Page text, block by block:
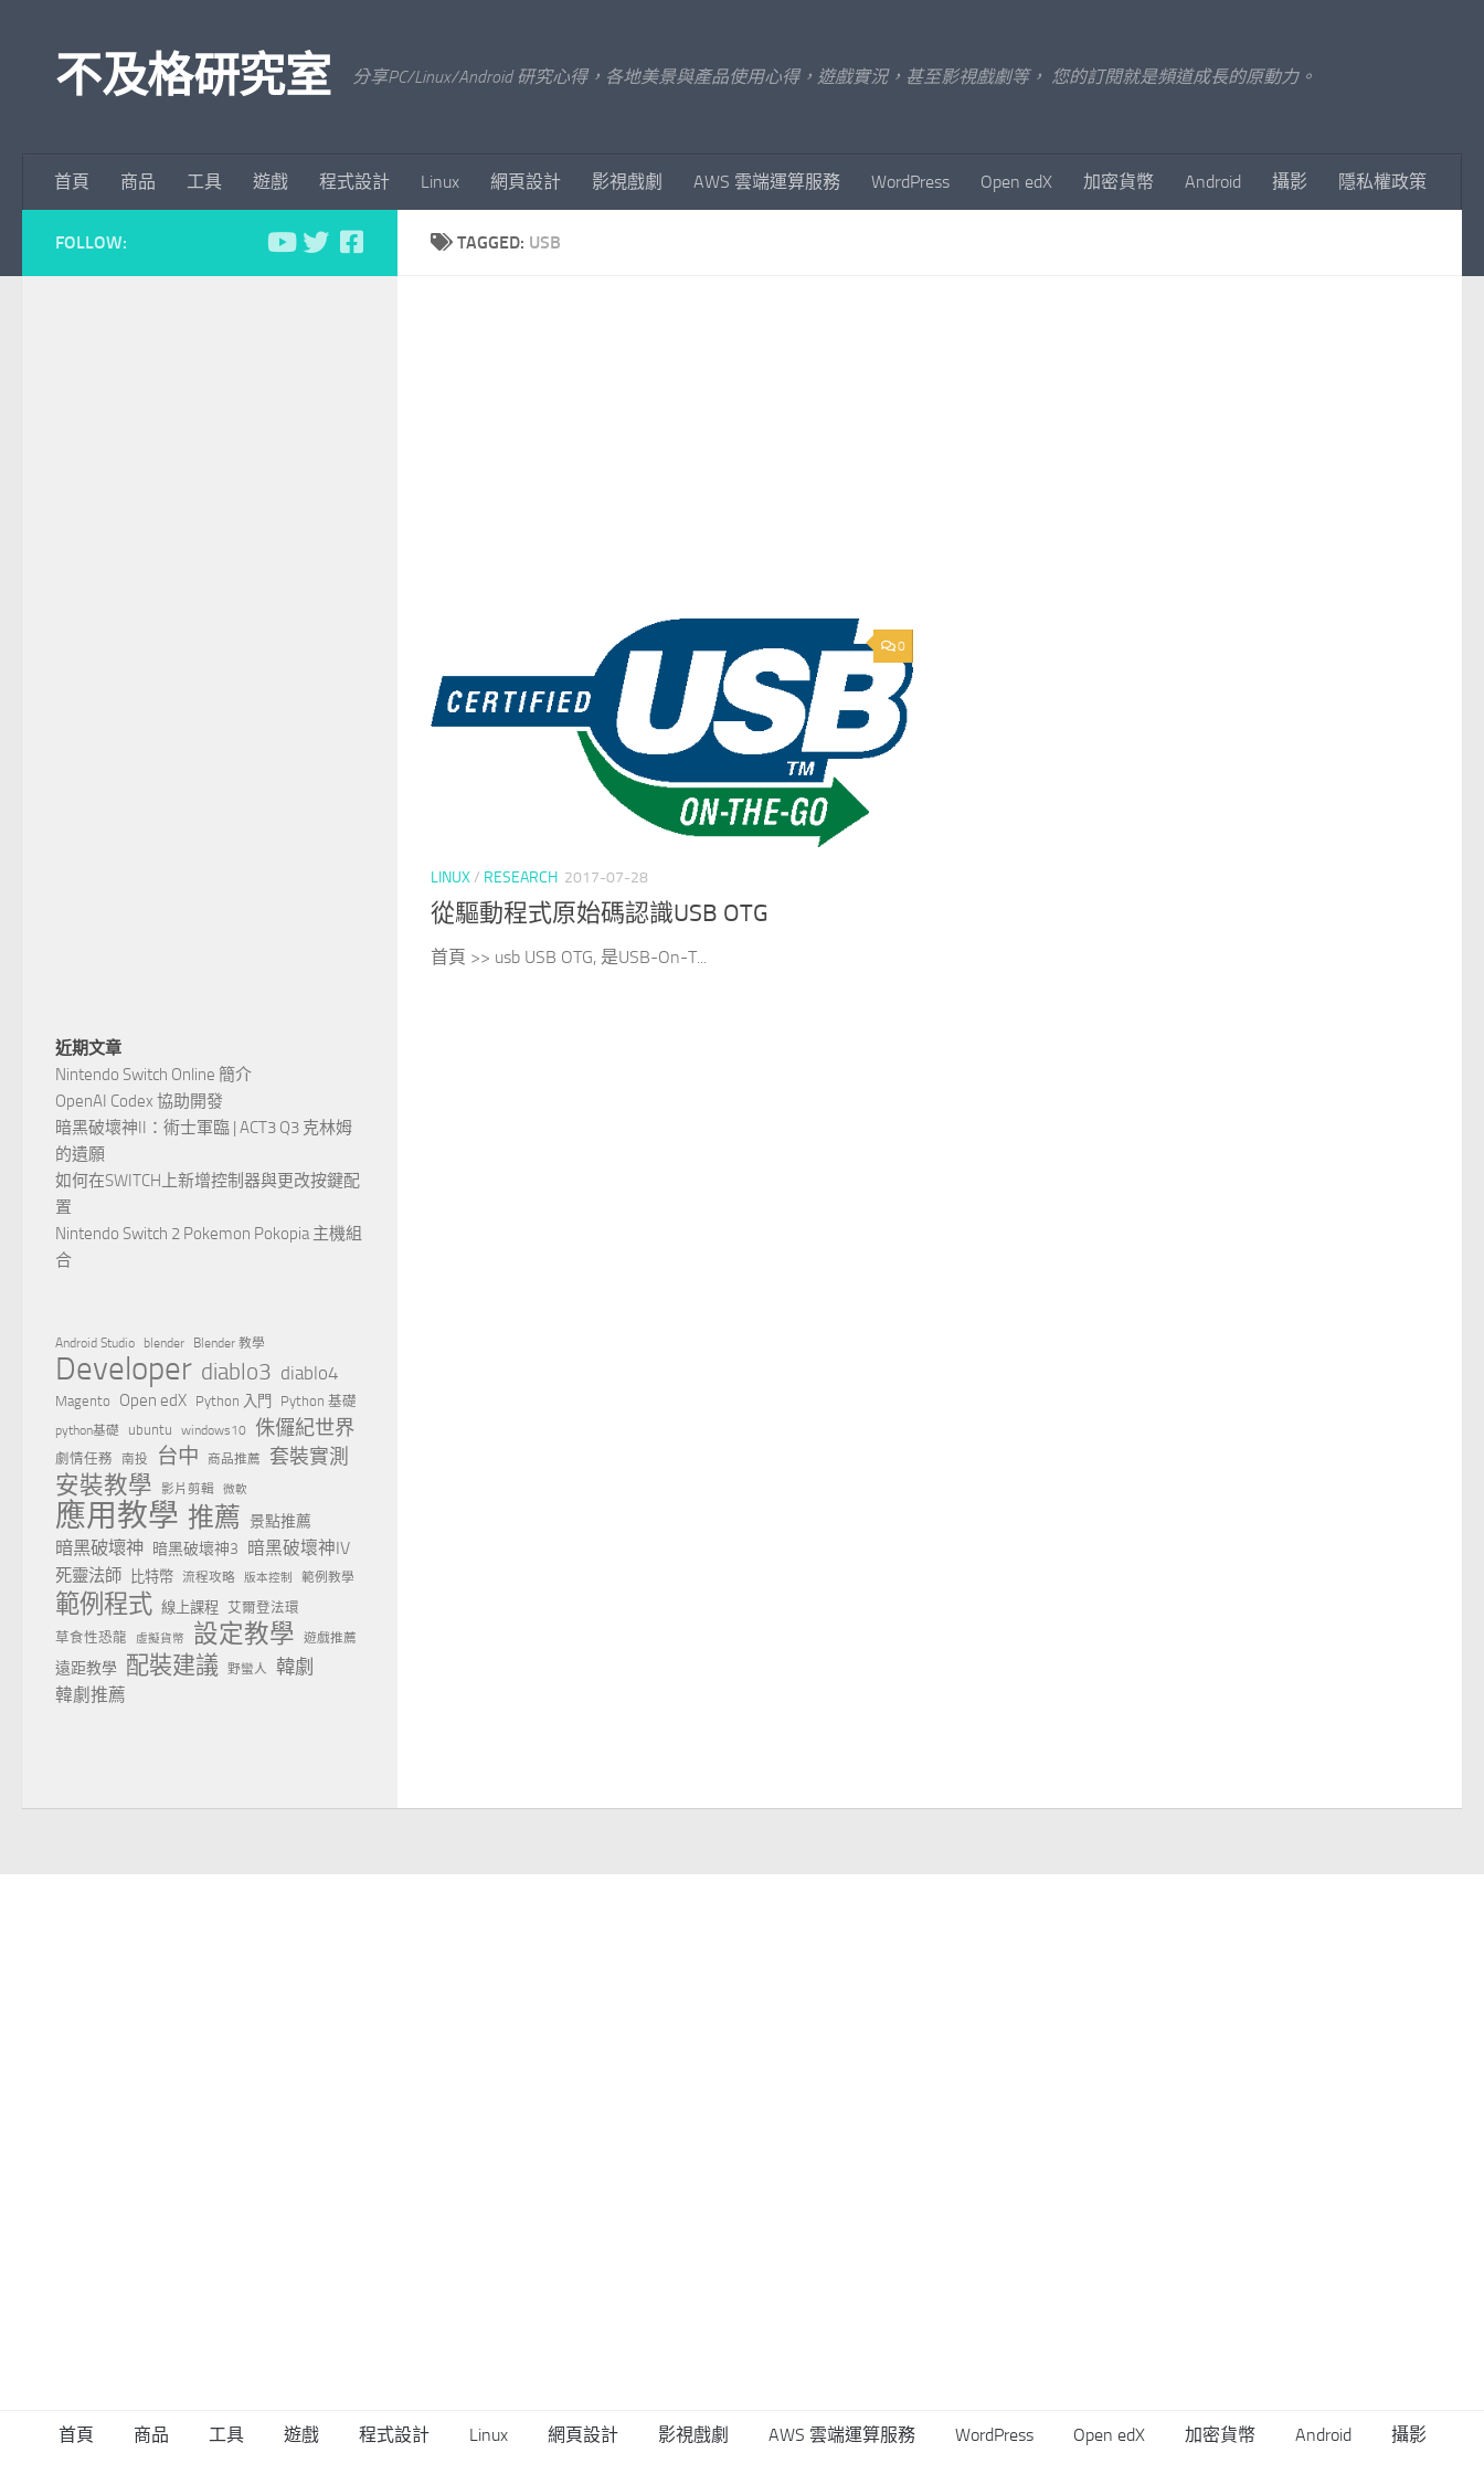
不及格研究室 分享PC/Linux/Android 研究心得，各地美景與產品使用心得，遊戲實況，甚至影視戲劇等， 您的訂閱就是頻道成長的原動力。
首頁 商品 工具 遊戲 程式設計 Linux 網頁設計 影視戲劇 AWS 雲端運算服務 WordPress Open edX 加密貨幣 Android 攝影 隱私權政策
TAGGED: USB
0
LINUX/ RESEARCH 2017-07-28
從驅動程式原始碼認識USB OTG
首頁 >> usb USB OTG, 是USB-On-T...
FOLLOW:
近期文章
Nintendo Switch Online 簡介
OpenAI Codex 協助開發
暗黑破壞神II：術士軍臨 | ACT3 Q3 克林姆
的遺願
如何在SWITCH上新增控制器與更改按鍵配
置
Nintendo Switch 2 Pokemon Pokopia 主機組
合
Android Studio blender Blender 教學
Developer diablo3 diablo4
Magento Open edX Python 入門 Python 基礎
python基礎 ubuntu windows10 侏儸紀世界
劇情任務 南投 台中 商品推薦 套裝實測
安裝教學 影片剪輯 微軟
應用教學 推薦 景點推薦
暗黑破壞神 暗黑破壞神3 暗黑破壞神IV
死靈法師 比特幣 流程攻略 版本控制 範例教學
範例程式 線上課程
艾爾登法環
草食性恐龍
虛擬貨幣 設定教學 遊戲推薦
遠距教學 配裝建議 野蠻人 韓劇
韓劇推薦
首頁 商品 工具 遊戲 程式設計 Linux 網頁設計 影視戲劇 AWS 雲端運算服務 WordPress Open edX 加密貨幣 Android 攝影